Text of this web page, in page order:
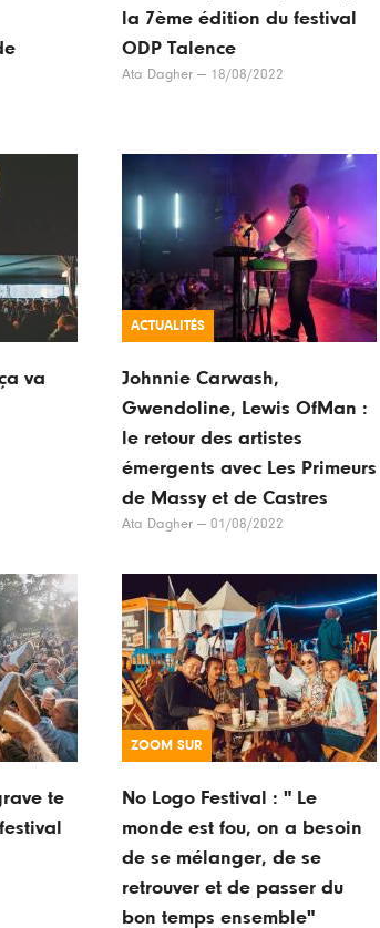
la 7ème édition du festival
ODP Talence
Ata Dagher — 18/08/2022
va
ACTUALITÉS
Johnnie Carwash,
Gwendoline, Lewis OfMan :
le retour des artistes
émergents avec Les Primeurs
de Massy et de Castres
Ata Dagher — 01/08/2022
te
ZOOM SUR
No Logo Festival : " Le
monde est fou, on a besoin
de se mélanger, de se
retrouver et de passer du
bon temps ensemble"